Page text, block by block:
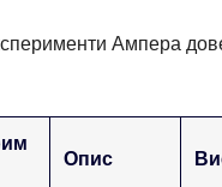
Ампера
Опис